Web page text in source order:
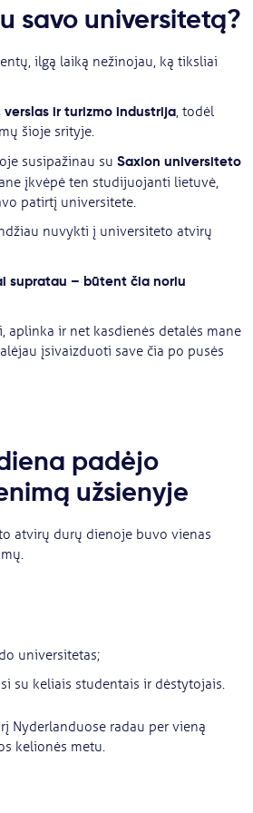
savo universitetą?
ilgą laiką nežinojau, ką tiksliai
verslas ir turizmo industrija, todėl
šioje srityje.
susipažinau su Saxion universiteto
įkvėpė ten studijuojanti lietuvė,
patirtį universitete.
nuvykti į universiteto atvirų
supratau – būtent čia noriu
aplinka ir net kasdienės detalės mane
įsivaizduoti save čia po pusės
padėjo
užsienyje
atvirų durų dienoje buvo vienas
universitetas;
su keliais studentais ir dėstytojais.
Nyderlanduose radau per vieną
kelionės metu.